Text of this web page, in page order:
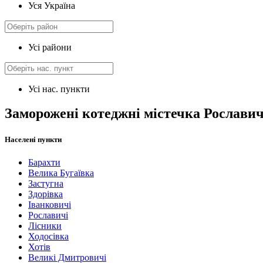
Уся Україна
Усі райони
Усі нас. пункти
Заморожені котеджні містечка
Населені пункти
Барахти
Велика Бугаївка
Застугна
Здорівка
Іванковичі
Рославичі
Лісники
Ходосівка
Хотів
Великі Дмитровичі